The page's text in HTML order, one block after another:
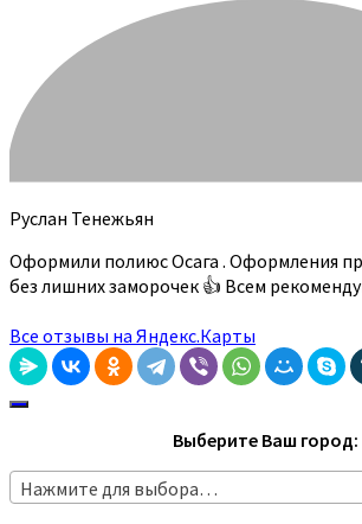
Руслан Тенежьян
Оформили полиюс Осага . Оформления
без лишних заморочек 👍 Всем
Все отзывы на Яндекс.Карты
Выберите Ваш город:
Нажмите для выбора…